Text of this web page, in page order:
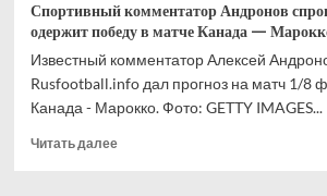
Спортивный комментатор Андронов
одержит победу в матче Канада —
Известный комментатор Алексей
Rusfootball.info дал прогноз на матч 1/8
Канада - Марокко. Фото: GETTY IMAGES...
Читать далееПрочитать